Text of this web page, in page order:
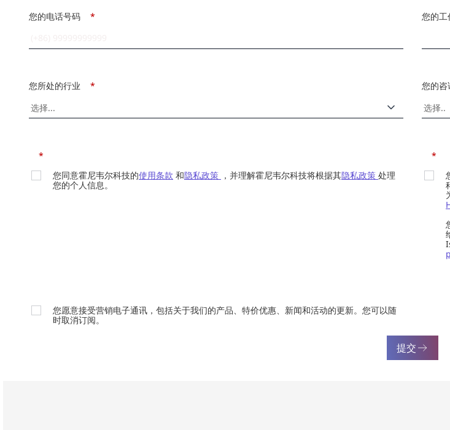
*
您的电话号码 您的工
*
您所处的行业 您的咨
*
您同意霍尼韦尔科技的使用条款 和隐私政策 ，并理解霍尼韦尔科技将根据其隐私政策 处理
您的个人信息。
*
您愿意接受营销电子通讯，包括关于我们的产品、特价优惠、新闻和活动的更新。您可以随
时取消订阅。
提交